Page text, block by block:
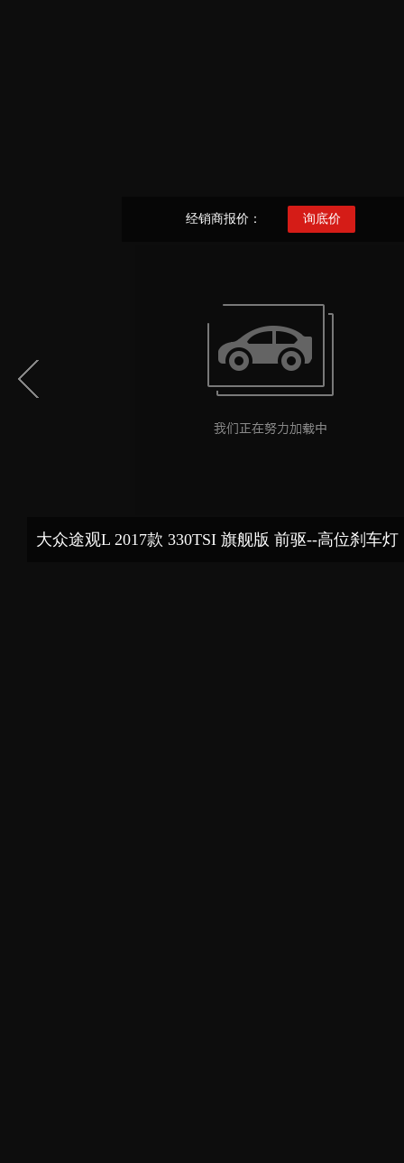
经销商报价： 询底价
大众途观L 2017款 330TSI 旗舰版 前驱--高位刹车灯